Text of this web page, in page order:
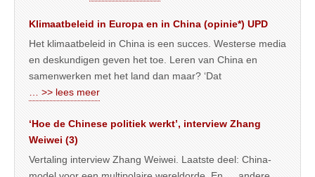
Klimaatbeleid in Europa en in China (opinie*) UPD
Het klimaatbeleid in China is een succes. Westerse media
en deskundigen geven het toe. Leren van China en
samenwerken met het land dan maar? ‘Dat
… >> lees meer
‘Hoe de Chinese politiek werkt’, interview Zhang
Weiwei (3)
Vertaling interview Zhang Weiwei. Laatste deel: China-